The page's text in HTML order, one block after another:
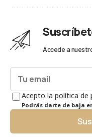
Accede a
Acepto la política de
Podrás darte de baja